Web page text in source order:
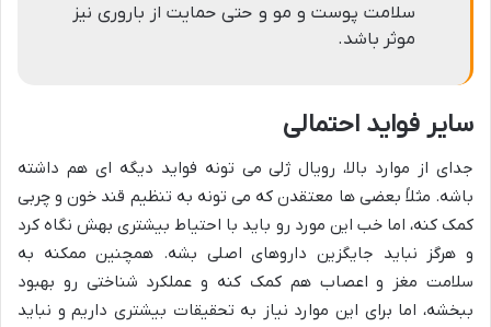
سلامت پوست و مو و حتی حمایت از باروری نیز
موثر باشد.
سایر فواید احتمالی
جدای از موارد بالا، رویال ژلی می تونه فواید دیگه ای هم داشته
باشه. مثلاً بعضی ها معتقدن که می تونه به تنظیم قند خون و چربی
کمک کنه، اما خب این مورد رو باید با احتیاط بیشتری بهش نگاه کرد
و هرگز نباید جایگزین داروهای اصلی بشه. همچنین ممکنه به
سلامت مغز و اعصاب هم کمک کنه و عملکرد شناختی رو بهبود
ببخشه، اما برای این موارد نیاز به تحقیقات بیشتری داریم و نباید